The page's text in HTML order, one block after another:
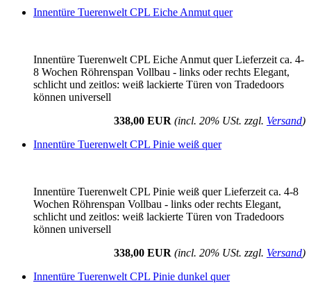
Innentüre Tuerenwelt CPL Eiche Anmut quer
Innentüre Tuerenwelt CPL Eiche Anmut quer Lieferzeit ca. 4-
8 Wochen Röhrenspan Vollbau - links oder rechts Elegant,
schlicht und zeitlos: weiß lackierte Türen von Tradedoors
können universell
338,00 EUR (incl. 20% USt. zzgl. Versand)
Innentüre Tuerenwelt CPL Pinie weiß quer
Innentüre Tuerenwelt CPL Pinie weiß quer Lieferzeit ca. 4-8
Wochen Röhrenspan Vollbau - links oder rechts Elegant,
schlicht und zeitlos: weiß lackierte Türen von Tradedoors
können universell
338,00 EUR (incl. 20% USt. zzgl. Versand)
Innentüre Tuerenwelt CPL Pinie dunkel quer